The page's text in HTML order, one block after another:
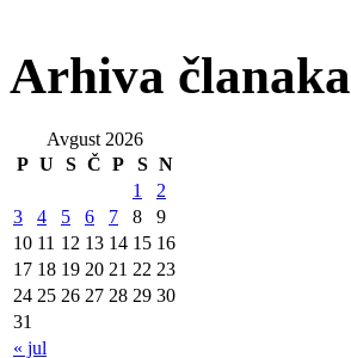
Arhiva članaka
Avgust 2026
P U S Č P S N
« jul
1
2
3
4 5 6 7 8
9
10 11 12 13 14 15 16
17 18 19 20 21 22 23
24 25 26 27 28 29 30
31